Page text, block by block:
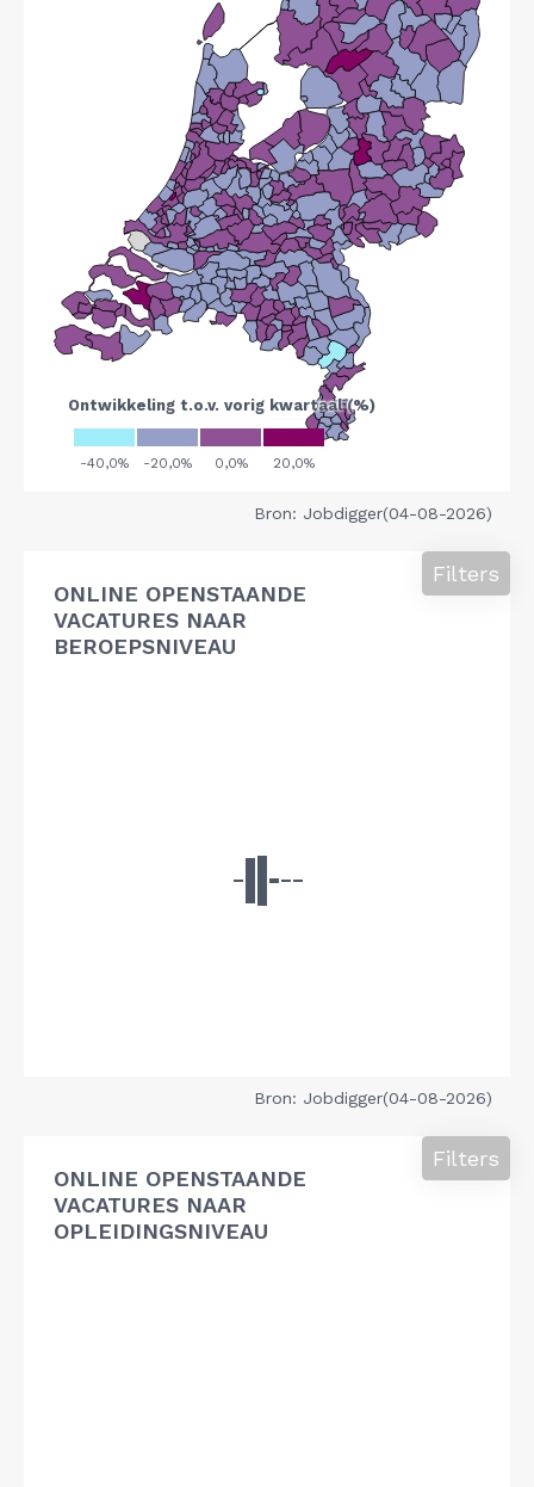
Bron: Jobdigger(04-08-2026)
ONLINE OPENSTAANDE
VACATURES NAAR
BEROEPSNIVEAU
Filters
Bron: Jobdigger(04-08-2026)
ONLINE OPENSTAANDE
VACATURES NAAR
OPLEIDINGSNIVEAU
Filters